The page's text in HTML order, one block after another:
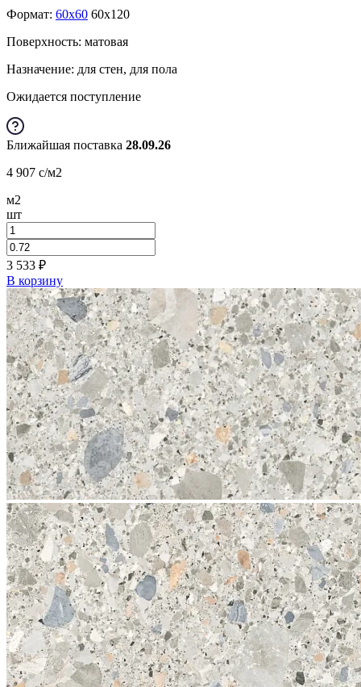
Формат: 60x60 60x120
Поверхность: матовая
Назначение: для стен, для пола
Ожидается поступление
Ближайшая поставка 28.09.26
4 907 c/м2
м2
шт
3 533 ₽
В корзину